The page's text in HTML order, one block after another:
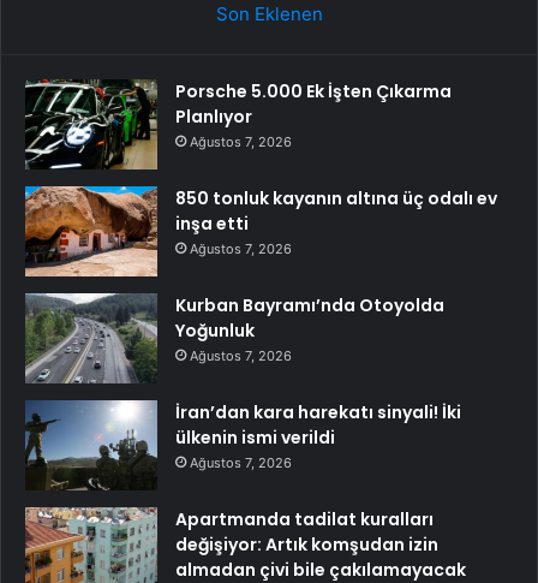
Son Eklenen
Porsche 5.000 Ek İşten Çıkarma
Planlıyor
Ağustos 7, 2026
850 tonluk kayanın altına üç odalı ev
inşa etti
Ağustos 7, 2026
Kurban Bayramı’nda Otoyolda
Yoğunluk
Ağustos 7, 2026
İran’dan kara harekatı sinyali! İki
ülkenin ismi verildi
Ağustos 7, 2026
Apartmanda tadilat kuralları
değişiyor: Artık komşudan izin
almadan çivi bile çakılamayacak